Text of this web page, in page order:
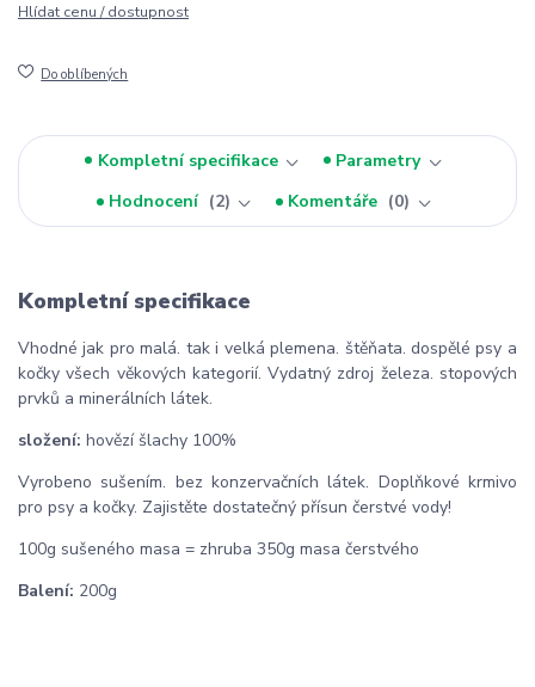
Hlídat cenu / dostupnost
Do oblíbených
Kompletní specifikace
Parametry
Hodnocení
2 Komentáře 0
Kompletní specifikace
Vhodné jak pro malá. tak i velká plemena. štěňata. dospělé psy a
kočky všech věkových kategorií. Vydatný zdroj železa. stopových
prvků a minerálních látek.
složení: hovězí šlachy 100%
Vyrobeno sušením. bez konzervačních látek. Doplňkové krmivo
pro psy a kočky. Zajistěte dostatečný přísun čerstvé vody!
100g sušeného masa = zhruba 350g masa čerstvého
Balení: 200g